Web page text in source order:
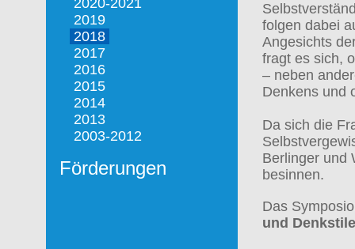
2020-2021
2019
2018
2017
2016
2015
2014
2013
2003-2012
Förderungen
folgen dabei
Angesichts
fragt es sich,
– neben
Denkens und
Da sich die
Berlinger und
besinnen.
Das
und